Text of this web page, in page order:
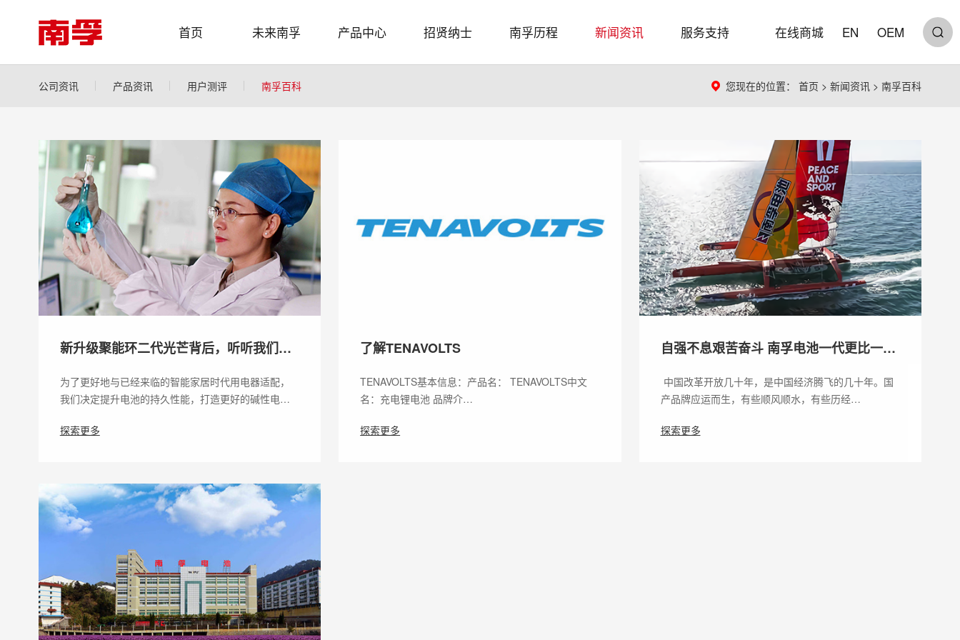
首页 未来南孚 产品中心 招贤纳士 南孚历程 新闻资讯 服务支持 在线商城 EN OEM
公司资讯 产品资讯 用户测评 南孚百科 您现在的位置： 首页 > 新闻资讯 > 南孚百科
新升级聚能环二代光芒背后，听听我们的
为了更好地与已经来临的智能家居时代用电器适配，
我们决定提升电池的持久性能，打造更好的碱性电…
探索更多
了解TENAVOLTS
TENAVOLTS基本信息：产品名： TENAVOLTS中文
名：充电锂电池 品牌介…
探索更多
自强不息艰苦奋斗 南孚电池一代更比一代
中国改革开放几十年，是中国经济腾飞的几十年。国
产品牌应运而生，有些顺风顺水，有些历经…
探索更多